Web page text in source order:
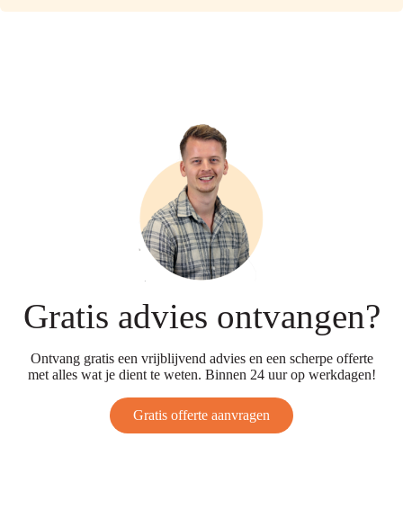
Gratis advies ontvangen?
Ontvang gratis een vrijblijvend advies en een scherpe offerte
met alles wat je dient te weten. Binnen 24 uur op werkdagen!
Gratis offerte aanvragen